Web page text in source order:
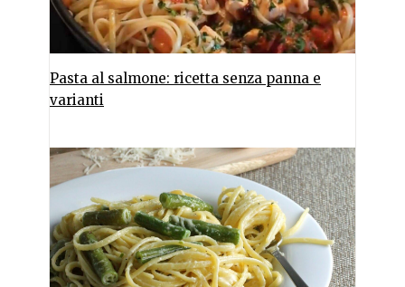
Pasta al salmone: ricetta senza panna e
varianti